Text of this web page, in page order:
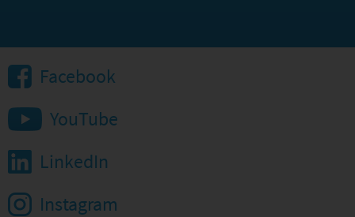
Facebook
YouTube
LinkedIn
Instagram